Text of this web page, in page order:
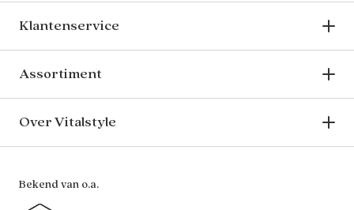
Klantenservice
Assortiment
Over Vitalstyle
Bekend van o.a.